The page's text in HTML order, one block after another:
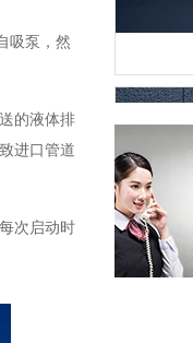
吸泵，然
的液体排
进口管道
次启动时